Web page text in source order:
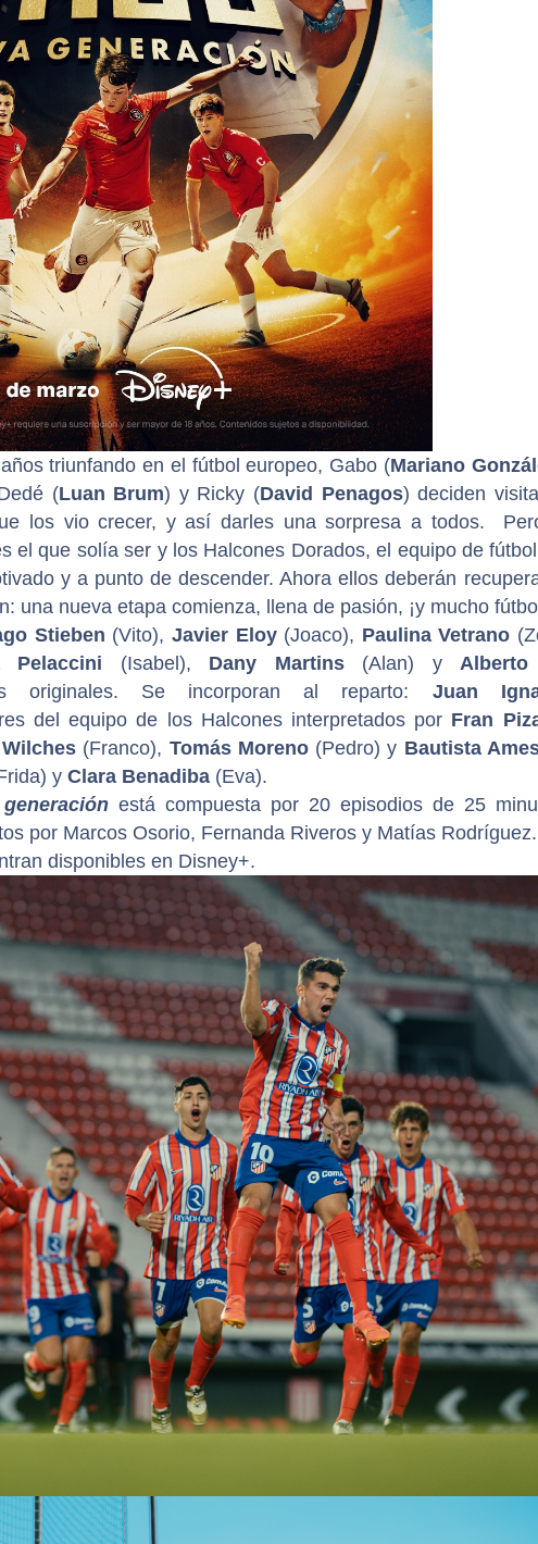
triunfando en el fútbol europeo, Gabo (Mariano
(Luan Brum) y Ricky (David Penagos) deciden
los vio crecer, y así darles una sorpresa a todos.
el que solía ser y los Halcones Dorados, el equipo de fútbol
y a punto de descender. Ahora ellos deberán
una nueva etapa comienza, llena de pasión, ¡y mucho
Stieben (Vito), Javier Eloy(Joaco), Paulina Vetrano
Pelaccini (Isabel), Dany Martins(Alan) y
originales. Se incorporan al reparto: Juan
del equipo de los Halcones interpretados por Fran
(Franco), Tomás Moreno(Pedro) y Bautista
y Clara Benadiba (Eva).
está compuesta por 20 episodios de 25
por Marcos Osorio, Fernanda Riveros y Matías Rodríguez.
disponibles en Disney+.